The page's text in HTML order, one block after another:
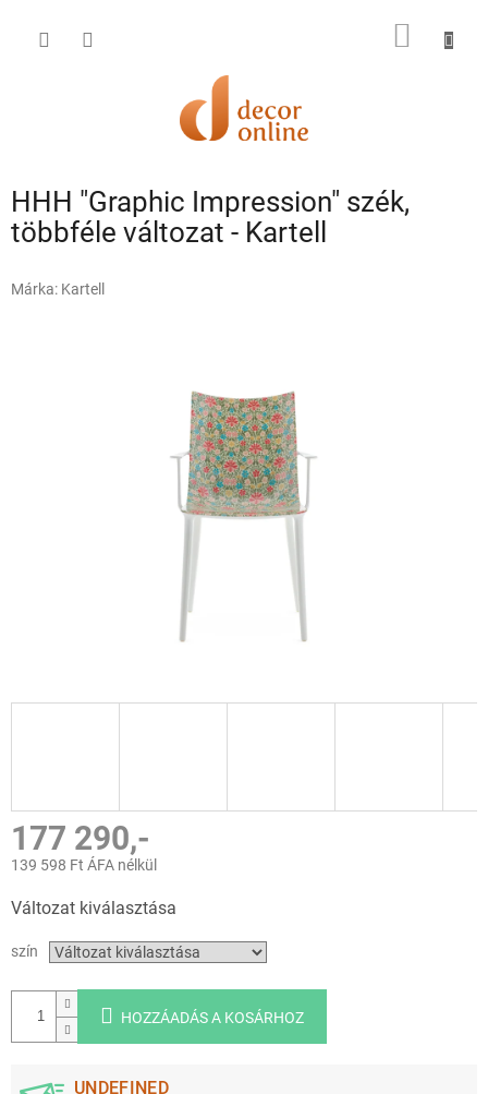
KOSÁR
HHH "Graphic Impression" szék,
többféle változat - Kartell
Márka: Kartell
177 290,-
139 598 Ft ÁFA nélkül
Változat kiválasztása
szín
HOZZÁADÁS A KOSÁRHOZ
UNDEFINED